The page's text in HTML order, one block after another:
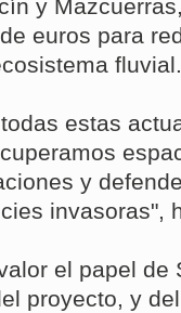
y
euros para
fluvial.
estas
y
invasoras",
el papel de
proyecto, y